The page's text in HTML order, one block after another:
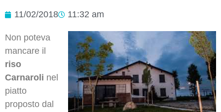
11/02/2018 11:32 am
Non poteva
mancare il
riso
Carnaroli nel
piatto
proposto dal